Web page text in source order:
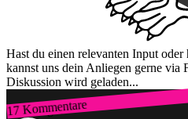
Hast du einen relevanten Input
kannst uns dein Anliegen gerne via
Diskussion wird geladen...
17 Kommentare
Zum Login